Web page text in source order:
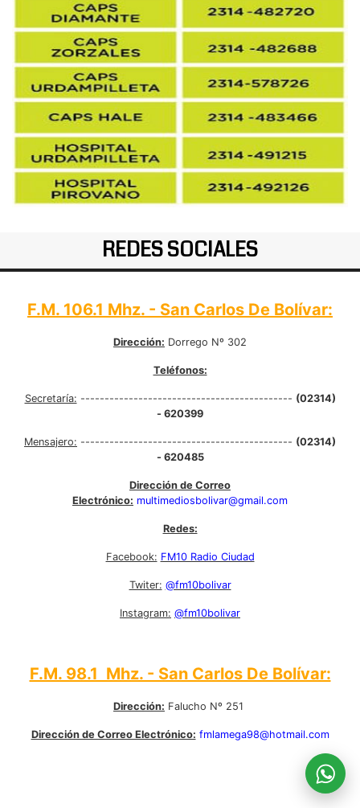
REDES SOCIALES
F.M. 106.1 Mhz. - San Carlos De Bolívar:
Dirección: Dorrego Nº 302
Teléfonos:
Secretaría: -------------------------------------------- (02314)
- 620399
Mensajero: -------------------------------------------- (02314)
- 620485
Dirección de Correo
Electrónico: multimediosbolivar@gmail.com
Redes:
Facebook: FM10 Radio Ciudad
Twiter: @fm10bolivar
Instagram: @fm10bolivar
F.M. 98.1 Mhz. - San Carlos De Bolívar:
Dirección: Falucho Nº 251
Dirección de Correo Electrónico: fmlamega98@hotmail.com